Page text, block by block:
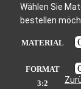
Wählen Sie
bestellen
MATERIAL
FORMAT
3:2